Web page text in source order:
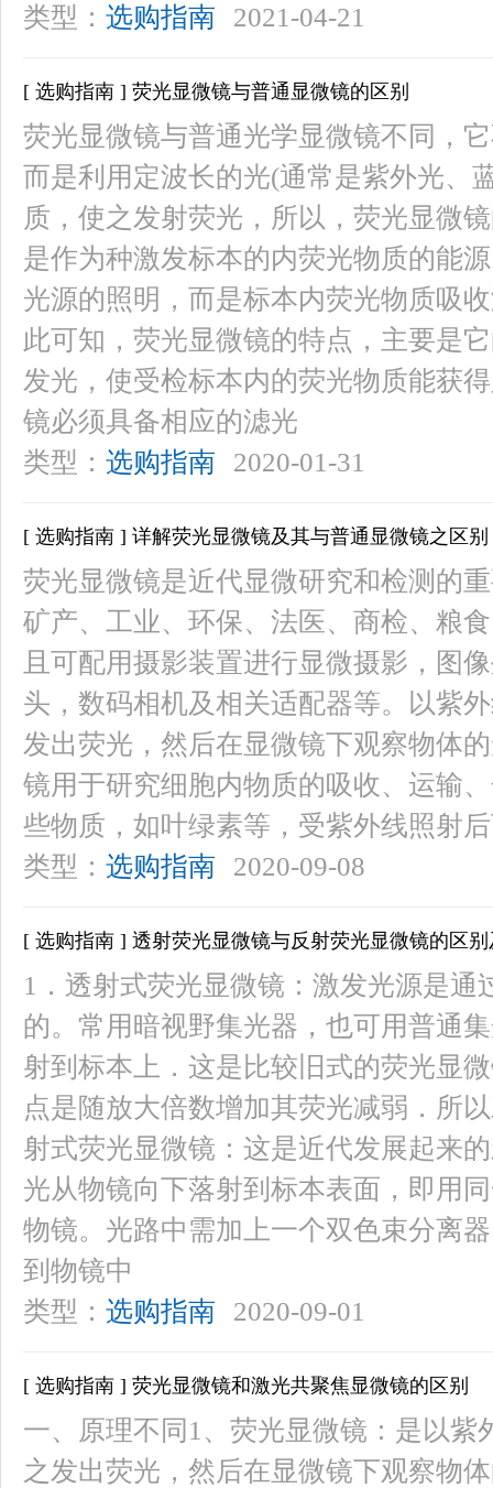
类型： 选购指南 2021-04-21
[ 选购指南 ] 荧光显微镜与普通显微镜的区别
荧光显微镜与普通光学显微镜不同，
而是利用定波长的光(通常是紫外光、
质，使之发射荧光，所以，荧光显微
是作为种激发标本的内荧光物质的能
光源的照明，而是标本内荧光物质吸
此可知，荧光显微镜的特点，主要是
发光，使受检标本内的荧光物质能获
镜必须具备相应的滤光
类型： 选购指南 2020-01-31
[ 选购指南 ] 详解荧光显微镜及其与普通显微镜之区别
荧光显微镜是近代显微研究和检测的
矿产、工业、环保、法医、商检、粮
且可配用摄影装置进行显微摄影，图
头，数码相机及相关适配器等。以紫
发出荧光，然后在显微镜下观察物体
镜用于研究细胞内物质的吸收、运输
些物质，如叶绿素等，受紫外线照射
类型： 选购指南 2020-09-08
[ 选购指南 ] 透射荧光显微镜与反射荧光显微镜的区
1．透射式荧光显微镜：激发光源是
的。常用暗视野集光器，也可用普通
射到标本上．这是比较旧式的荧光显
点是随放大倍数增加其荧光减弱．所
射式荧光显微镜：这是近代发展起来
光从物镜向下落射到标本表面，即用
物镜。光路中需加上一个双色束分离
到物镜中
类型： 选购指南 2020-09-01
[ 选购指南 ] 荧光显微镜和激光共聚焦显微镜的区别
一、原理不同1、荧光显微镜：是以
之发出荧光，然后在显微镜下观察物